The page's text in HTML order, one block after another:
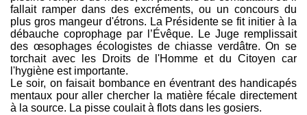
fallait ramper dans des excréments, ou un concours du
plus gros mangeur d'étrons. La Présidente se fit initier à la
débauche coprophage par l’Évêque. Le Juge remplissait
des œsophages écologistes de chiasse verdâtre. On se
torchait avec les Droits de l'Homme et du Citoyen car
l'hygiène est importante.
Le soir, on faisait bombance en éventrant des handicapés
mentaux pour aller chercher la matière fécale directement
à la source. La pisse coulait à flots dans les gosiers.